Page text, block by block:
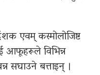
एवम् कस्मोलोजिष्ट
आफूहरूले विभिन्न
सघाउने बत्ताइन् ।